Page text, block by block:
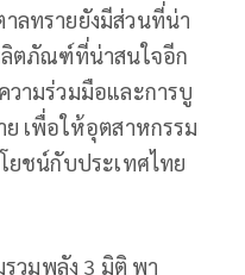
ลทรายยังมีส่วนที่น่า
ลิตภัณฑ์ที่น่าสนใจอีก
วามร่วมมือและการบู
เพื่อให้อุตสาหกรรม
ยชน์กับประเทศไทย
รวมพลัง 3 มิติ พา